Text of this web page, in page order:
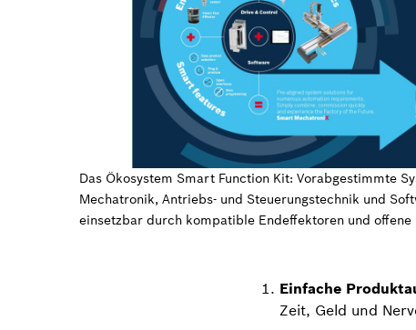
Das Ökosystem Smart Function Kit: Vorabgestimmte
Mechatronik, Antriebs- und Steuerungstechnik und
einsetzbar durch kompatible Endeffektoren und offene
Einfache
Zeit, Geld und